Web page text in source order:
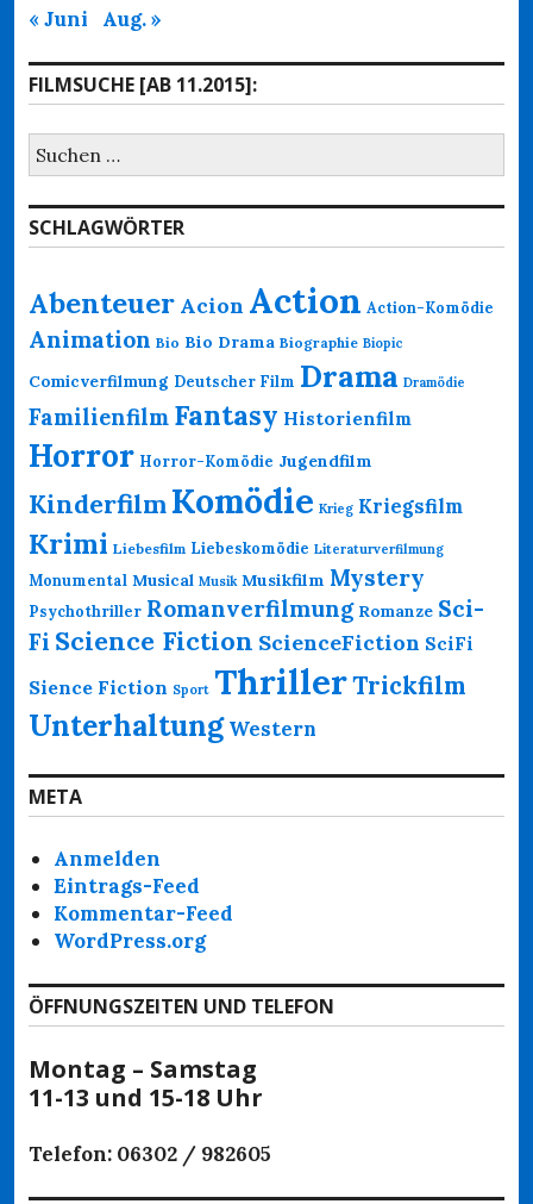
« Juni Aug. »
FILMSUCHE [AB 11.2015]:
Suchen
nach:
SCHLAGWÖRTER
Abenteuer Acion Action Action-Komödie
Animation Bio Bio Drama Biographie Biopic
Comicverfilmung Deutscher Film Drama Dramödie
Familienfilm Fantasy Historienfilm
Horror Horror-Komödie Jugendfilm
KinderfilmKomödie Krieg Kriegsfilm
Krimi Liebesfilm Liebeskomödie Literaturverfilmung
Monumental Musical Musik Musikfilm Mystery
Psychothriller Romanverfilmung Romanze Sci-
Fi Science Fiction ScienceFiction SciFi
Sience Fiction Sport ThrillerTrickfilm
Unterhaltung Western
META
Anmelden
Eintrags-Feed
Kommentar-Feed
WordPress.org
ÖFFNUNGSZEITEN UND TELEFON
Montag – Samstag
11-13 und 15-18 Uhr
Telefon: 06302 / 982605